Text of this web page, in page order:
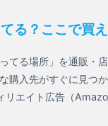
る？ここで買
てる場所」を通販・
購入先がすぐに見つか
リエイト広告（